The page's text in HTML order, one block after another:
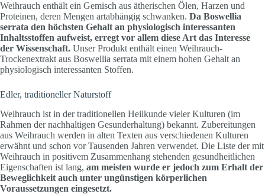
Weihrauch enthält ein Gemisch aus ätherischen Ölen, Harzen und
Proteinen, deren Mengen artabhängig schwanken. Da Boswellia
serrata den höchsten Gehalt an physiologisch interessanten
Inhaltsstoffen aufweist, erregt vor allem diese Art das Interesse
der Wissenschaft. Unser Produkt enthält einen Weihrauch-
Trockenextrakt aus Boswellia serrata mit einem hohen Gehalt an
physiologisch interessanten Stoffen.
Edler, traditioneller Naturstoff
Weihrauch ist in der traditionellen Heilkunde vieler Kulturen (im
Rahmen der nachhaltigen Gesunderhaltung) bekannt. Zubereitungen
aus Weihrauch werden in alten Texten aus verschiedenen Kulturen
erwähnt und schon vor Tausenden Jahren verwendet. Die Liste der mit
Weihrauch in positivem Zusammenhang stehenden gesundheitlichen
Eigenschaften ist lang, am meisten wurde er jedoch zum Erhalt der
Beweglichkeit auch unter ungünstigen körperlichen
Voraussetzungen eingesetzt.